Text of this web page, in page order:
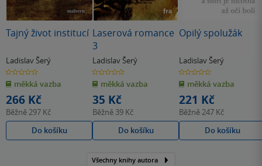
Tajný život institucí
Ladislav Šerý
0.0
z
5
hvězdiček
měkká vazba
266 Kč
Běžně297 Kč
Do košíku
Laserová romance
3
Ladislav Šerý
0.0
z
5
hvězdiček
měkká vazba
35 Kč
Běžně 39 Kč
Do košíku
Opilý spolužák
Ladislav Šerý
0.0
z
5
hvězdiček
měkká vazba
221 Kč
Běžně247 Kč
Do košíku
Všechny knihy autora